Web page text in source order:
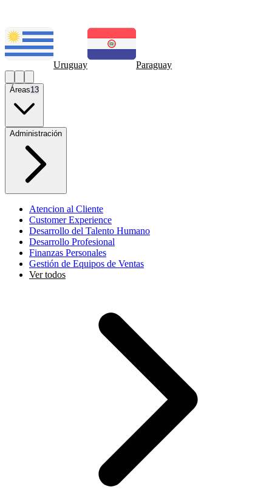
Uruguay Paraguay
Áreas13
Administración
Atencion al Cliente
Customer Experience
Desarrollo del Talento Humano
Desarrollo Profesional
Finanzas Personales
Gestión de Equipos de Ventas
Ver todos